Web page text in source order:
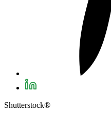
Shutterstock®